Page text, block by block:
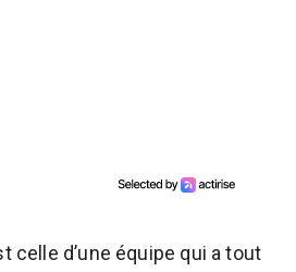
celle d’une équipe qui a tout